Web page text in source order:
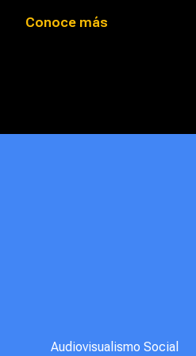
Conoce más
Audiovisualismo Social